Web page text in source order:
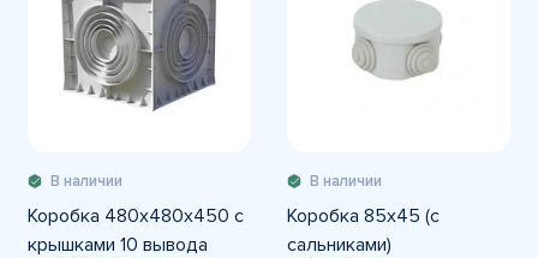
В наличии
Коробка 480х480х450 с
крышками 10 вывода
В наличии
Коробка 85х45 (с
сальниками)